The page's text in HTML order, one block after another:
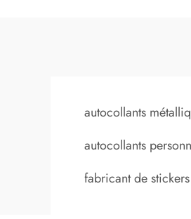
autocollants
autocollants
fabricant de